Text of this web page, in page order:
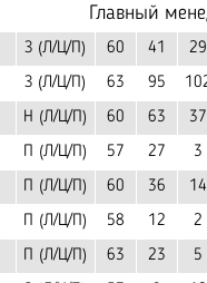
Главный
З (Л/Ц/П) 60 41 29
З (Л/Ц/П) 63 95
Н (Л/Ц/П) 60 63 37
П (Л/Ц/П) 57 27 3
П (Л/Ц/П) 60 36 14
П (Л/Ц/П) 58 12 2
П (Л/Ц/П) 63 23 5